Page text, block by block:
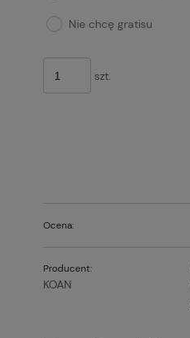
Nie chcę gratisu
szt.
Ocena:
Producent:
KOAN